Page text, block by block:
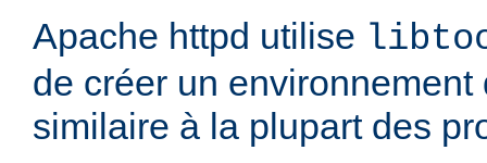
Apache httpd utilise
de créer un environnement
similaire à la plupart des